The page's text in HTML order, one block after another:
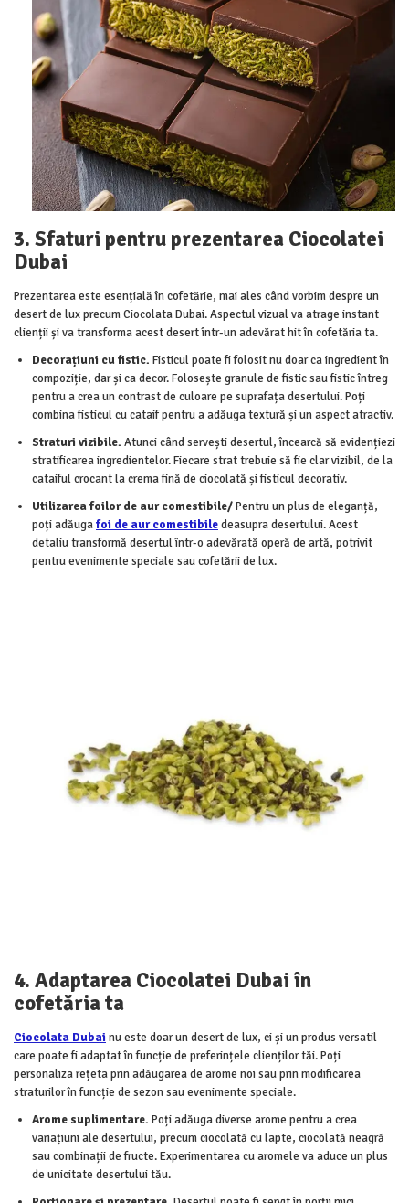
3. Sfaturi pentru prezentarea Ciocolatei
Dubai
Prezentarea este esențială în cofetărie, mai ales când vorbim despre un
desert de lux precum Ciocolata Dubai. Aspectul vizual va atrage instant
clienții și va transforma acest desert într-un adevărat hit în cofetăria ta.
Decorațiuni cu fistic. Fisticul poate fi folosit nu doar ca ingredient în
compoziție, dar și ca decor. Folosește granule de fistic sau fistic întreg
pentru a crea un contrast de culoare pe suprafața desertului. Poți
combina fisticul cu cataif pentru a adăuga textură și un aspect atractiv.
Straturi vizibile. Atunci când servești desertul, încearcă să evidențiezi
stratificarea ingredientelor. Fiecare strat trebuie să fie clar vizibil, de la
cataiful crocant la crema fină de ciocolată și fisticul decorativ.
Utilizarea foilor de aur comestibile/Pentru un plus de eleganță,
poți adăugafoi de aur comestibiledeasupra desertului. Acest
detaliu transformă desertul într-o adevărată operă de artă, potrivit
pentru evenimente speciale sau cofetării de lux.
4. Adaptarea Ciocolatei Dubai în
cofetăria ta
Ciocolata Dubai nu este doar un desert de lux, ci și un produs versatil
care poate fi adaptat în funcție de preferințele clienților tăi. Poți
personaliza rețeta prin adăugarea de arome noi sau prin modificarea
straturilor în funcție de sezon sau evenimente speciale.
Arome suplimentare. Poți adăuga diverse arome pentru a crea
variațiuni ale desertului, precum ciocolată cu lapte, ciocolată neagră
sau combinații de fructe. Experimentarea cu aromele va aduce un plus
de unicitate desertului tău.